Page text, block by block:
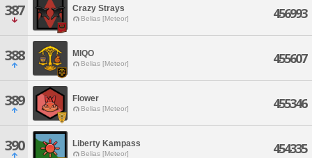
387 Crazy Strays
Belias [Meteor] 456993
388 MIQO
Belias [Meteor] 455607
389 Flower
Belias [Meteor] 455346
390 Liberty Kampass
Belias [Meteor] 454335